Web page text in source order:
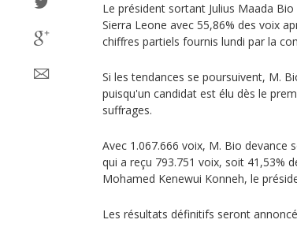
Le président sortant Julius Maada
Sierra Leone avec 55,86% des voix
chiffres partiels fournis lundi par la
Si les tendances se poursuivent, M.
puisqu'un candidat est élu dès le
suffrages.
Avec 1.067.666 voix, M. Bio devance
qui a reçu 793.751 voix, soit 41,53%
Mohamed Kenewui Konneh, le
Les résultats définitifs seront